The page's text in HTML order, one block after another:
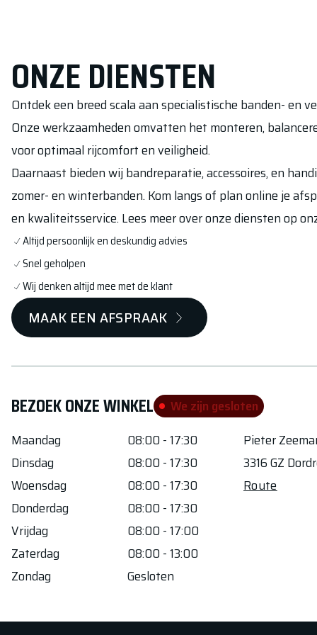
ONZE DIENSTEN
Ontdek een breed scala aan specialistische banden- en
Onze werkzaamheden omvatten het monteren,
voor optimaal rijcomfort en veiligheid.
Daarnaast bieden wij bandreparatie, accessoires, en
zomer- en winterbanden. Kom langs of plan online je
en kwaliteitsservice. Lees meer over onze diensten op
Altijd persoonlijk en deskundig advies
Snel geholpen
Wij denken altijd mee met de klant
MAAK EEN AFSPRAAK
BEZOEK ONZE WINKEL
We zijn gesloten
Maandag
08:00 - 17:30
Dinsdag
08:00 - 17:30
Woensdag
08:00 - 17:30
Donderdag
08:00 - 17:30
Vrijdag
08:00 - 17:00
Zaterdag
08:00 - 13:00
Zondag
Gesloten
Pieter
3316 GZ
Route